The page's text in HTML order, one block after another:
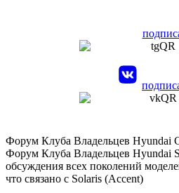
Форум Клуба Владельцев Hyundai
Форум Клуба Владельцев Hyundai
обсуждения всех поколений
что связано с Solaris (Accent)